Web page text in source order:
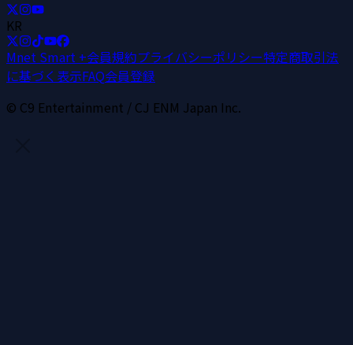
KR
Mnet Smart +会員規約プライバシーポリシー特定商取引法
に基づく表示FAQ会員登録
© C9 Entertainment / CJ ENM Japan Inc.